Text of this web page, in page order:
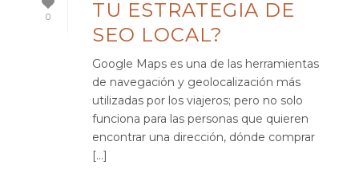
0
TU ESTRATEGIA DE
SEO LOCAL?
Google Maps es una de las herramientas
de navegación y geolocalización más
utilizadas por los viajeros; pero no solo
funciona para las personas que quieren
encontrar una dirección, dónde comprar
[...]